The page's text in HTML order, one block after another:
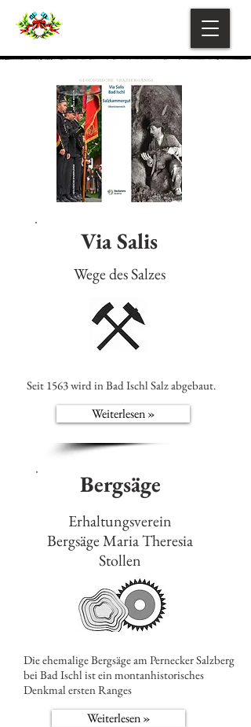
Via Salis
Wege des Salzes
Seit 1563 wird in Bad Ischl Salz abgebaut.
Weiterlesen »
Bergsäge
Erhaltungsverein
Bergsäge Maria Theresia
Stollen
Die ehemalige Bergsäge am Pernecker Salzberg
bei Bad Ischl ist ein montanhistorisches
Denkmal ersten Ranges
Weiterlesen »